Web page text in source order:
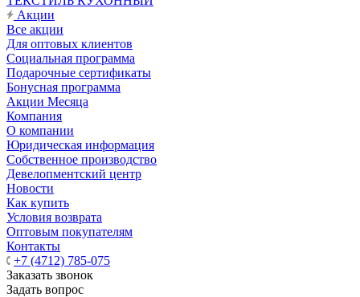
Акции
Все акции
Для оптовых клиентов
Социальная программа
Подарочные сертификаты
Бонусная программа
Акции Месяца
Компания
О компании
Юридическая информация
Собственное производство
Девелопментский центр
Новости
Как купить
Условия возврата
Оптовым покупателям
Контакты
+7 (4712) 785-075
Заказать звонок
Задать вопрос